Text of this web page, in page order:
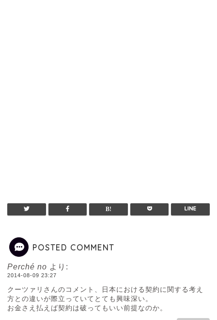
POSTED COMMENT
Perché no より:
2014-08-09 23:27
クーツァリさんのコメント、日本における契約に関する考え
方との違いが際立っていてとても興味深い。
お金さえ払えば契約は破ってもいい前提なのか。